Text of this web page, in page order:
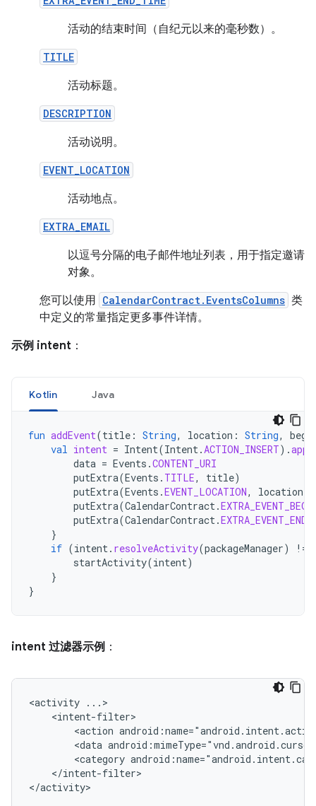
活动的结束时间（自纪元以来的毫秒数）。
TITLE
活动标题。
DESCRIPTION
活动说明。
EVENT_LOCATION
活动地点。
EXTRA_EMAIL
以逗号分隔的电子邮件地址列表，用于指定邀请
对象。
您可以使用 CalendarContract.EventsColumns 类
中定义的常量指定更多事件详情。
示例 intent ：
Kotlin Java
fun addEvent(title : String, location : String,
val intent = Intent(Intent.ACTION_INSERT).
data = Events .CONTENT_URI
putExtra(Events . TITLE, title)
putExtra(Events .EVENT_LOCATION, location
putExtra(CalendarContract.
putExtra(CalendarContract.
}
if (intent. resolveActivity(packageManager) !=
startActivity(intent)
}
}
intent 过滤器示例 ：
<activity
<action
<data
<category
</intent-filter>
</activity>